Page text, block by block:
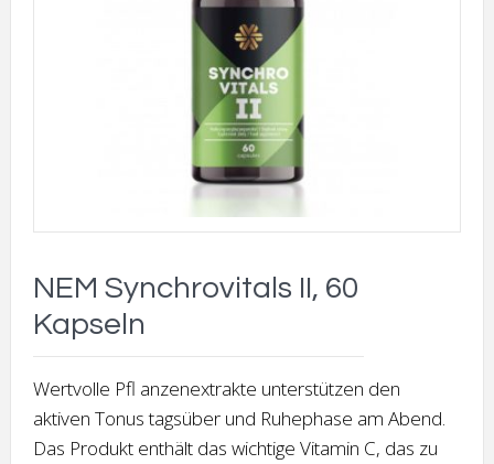
NEM Synchrovitals II, 60
Kapseln
Wertvolle Pfl anzenextrakte unterstützen den
aktiven Tonus tagsüber und Ruhephase am Abend.
Das Produkt enthält das wichtige Vitamin C, das zu